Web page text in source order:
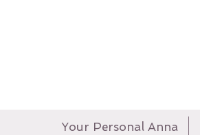
Your Personal Anna